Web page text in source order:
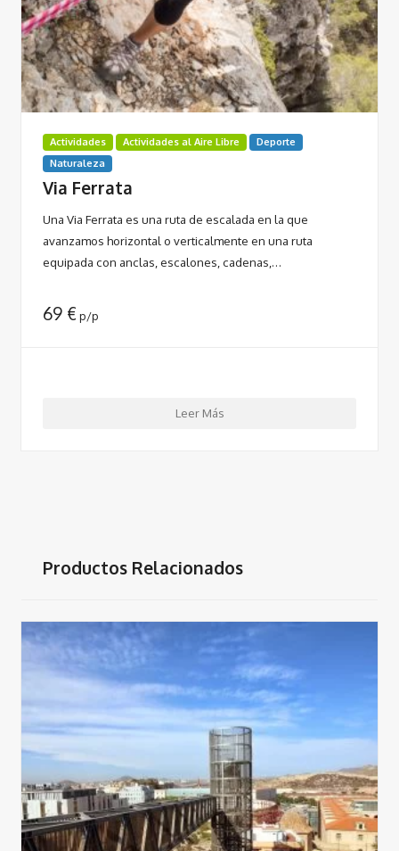
Actividades Actividades al Aire Libre
Deporte
Naturaleza
Via Ferrata
Una Via Ferrata es una ruta de escalada en la que
avanzamos horizontal o verticalmente en una ruta
equipada con anclas, escalones, cadenas,…
69 € p/p
Leer Más
Productos Relacionados